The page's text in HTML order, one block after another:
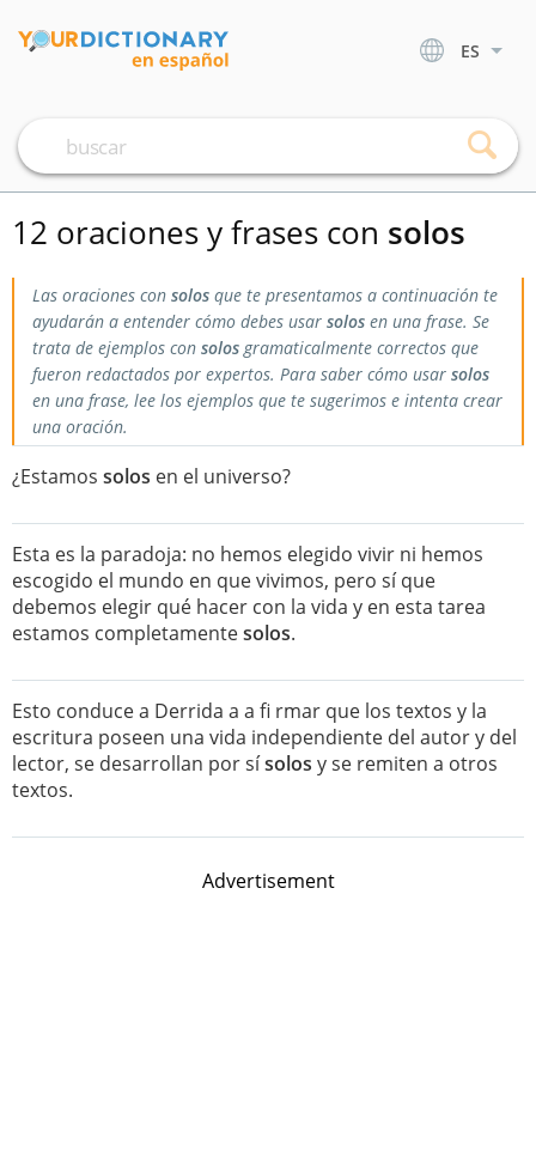
ES
12 oraciones y frases con solos
Las oraciones con solos que te presentamos a continuación te
ayudarán a entender cómo debes usar solos en una frase. Se
trata de ejemplos con solosgramaticalmente correctos que
fueron redactados por expertos. Para saber cómo usar solos
en una frase, lee los ejemplos que te sugerimos e intenta crear
una oración.
¿Estamos solos en el universo?
Esta es la paradoja: no hemos elegido vivir ni hemos
escogido el mundo en que vivimos, pero sí que
debemos elegir qué hacer con la vida y en esta tarea
estamos completamentesolos.
Esto conduce a Derrida a a fi rmar que los textos y la
escritura poseen una vida independiente del autor y del
lector, se desarrollan por sísolos y se remiten a otros
textos.
Advertisement